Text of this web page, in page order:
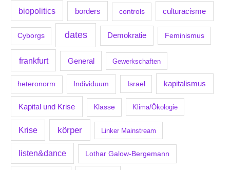
biopolitics borders controls culturacisme
Cyborgs dates Demokratie Feminismus
frankfurt General Gewerkschaften
heteronorm Individuum Israel kapitalismus
Kapital und Krise Klasse Klima/Ökologie
Krise körper Linker Mainstream
listen&dance Lothar Galow-Bergemann